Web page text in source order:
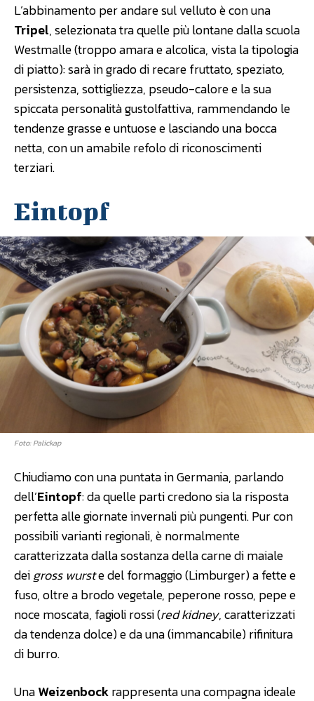
L’abbinamento per andare sul velluto è con una
Tripel, selezionata tra quelle più lontane dalla scuola
Westmalle (troppo amara e alcolica, vista la tipologia
di piatto): sarà in grado di recare fruttato, speziato,
persistenza, sottigliezza, pseudo-calore e la sua
spiccata personalità gustolfattiva, rammendando le
tendenze grasse e untuose e lasciando una bocca
netta, con un amabile refolo di riconoscimenti
terziari.
Eintopf
Foto: Palickap
Chiudiamo con una puntata in Germania, parlando
dell’Eintopf: da quelle parti credono sia la risposta
perfetta alle giornate invernali più pungenti. Pur con
possibili varianti regionali, è normalmente
caratterizzata dalla sostanza della carne di maiale
deigross wurste del formaggio (Limburger) a fette e
fuso, oltre a brodo vegetale, peperone rosso, pepe e
noce moscata, fagioli rossi (red kidney, caratterizzati
da tendenza dolce) e da una (immancabile) rifinitura
di burro.
UnaWeizenbockrappresenta una compagna ideale